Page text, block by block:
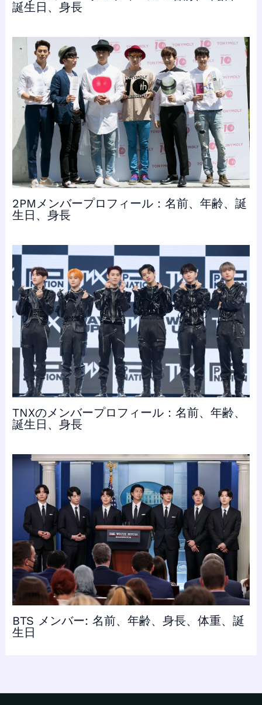
誕生日、身長
2PMメンバープロフィール：名前、年齢、誕
生日、身長
TNXのメンバープロフィール：名前、年齢、
誕生日、身長
BTS メンバー: 名前、年齢、身長、体重、誕
生日